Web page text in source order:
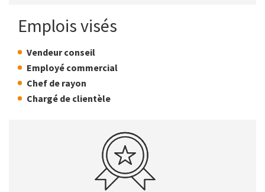
Emplois visés
Vendeur conseil
Employé commercial
Chef de rayon
Chargé de clientèle